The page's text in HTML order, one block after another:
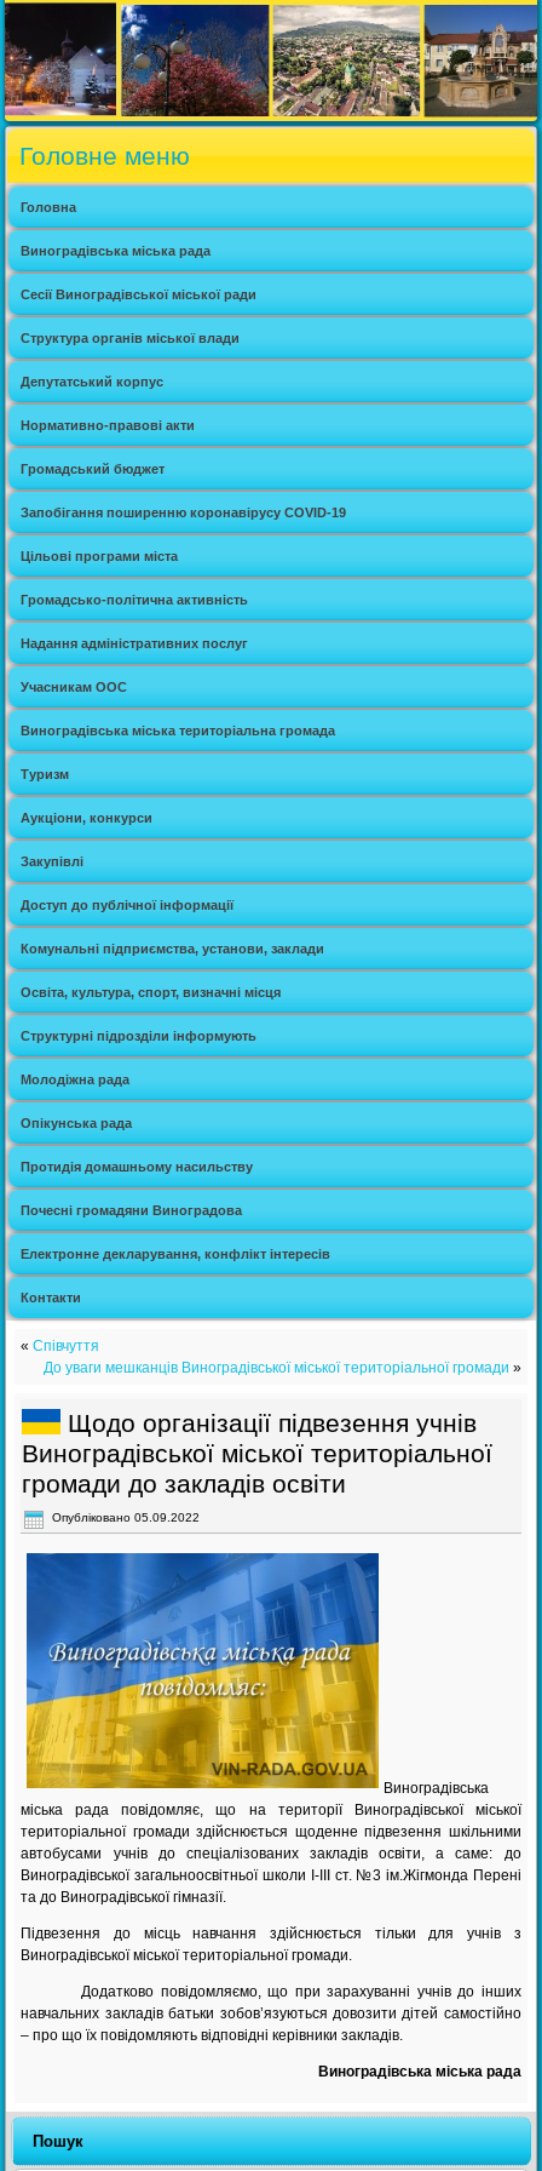
Головне меню
Головна
Виноградівська міська рада
Сесії Виноградівської міської ради
Структура органів міської влади
Депутатський корпус
Нормативно-правові акти
Громадський бюджет
Запобігання поширенню коронавірусу COVID-19
Цільові програми міста
Громадсько-політична активність
Надання адміністративних послуг
Учасникам ООС
Виноградівська міська територіальна громада
Туризм
Аукціони, конкурси
Закупівлі
Доступ до публічної інформації
Комунальні підприємства, установи, заклади
Освіта, культура, спорт, визначні місця
Структурні підрозділи інформують
Молодіжна рада
Опікунська рада
Протидія домашньому насильству
Почесні громадяни Виноградова
Електронне декларування, конфлікт інтересів
Контакти
«Співчуття
До уваги мешканців Виноградівської міської територіальної громади »
Щодо організації підвезення учнів
Виноградівської міської територіальної
громади до закладів освіти
Опубліковано 05.09.2022
Виноградівська
міська рада повідомляє, що на території Виноградівської міської
територіальної громади здійснюється щоденне підвезення шкільними
автобусами учнів до спеціалізованих закладів освіти, а саме: до
Виноградівської загальноосвітньої школи І-ІІІ ст. №3 ім.Жігмонда Перені
та до Виноградівської гімназії.
Підвезення до місць навчання здійснюється тільки для учнів з
Виноградівської міської територіальної громади.
Додатково повідомляємо, що при зарахуванні учнів до інших
навчальних закладів батьки зобов’язуються довозити дітей самостійно
– про що їх повідомляють відповідні керівники закладів.
Виноградівська міська рада
Пошук